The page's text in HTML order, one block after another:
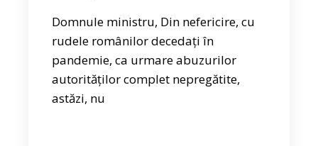
Domnule ministru, Din nefericire, cu
rudele românilor decedați în
pandemie, ca urmare abuzurilor
autorităților complet nepregătite,
astăzi, nu